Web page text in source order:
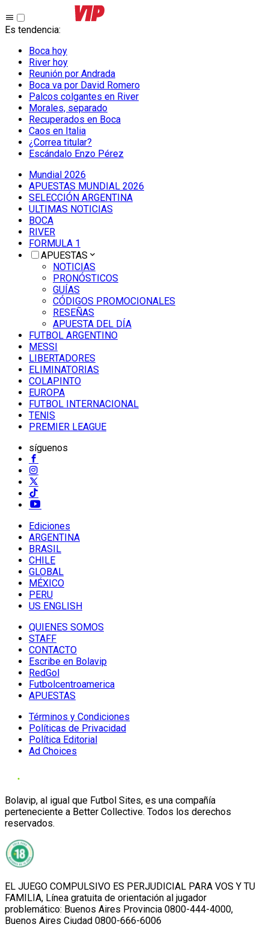
Es tendencia:
Boca hoy
River hoy
Reunión por Andrada
Boca va por David Romero
Palcos colgantes en River
Morales, separado
Recuperados en Boca
Caos en Italia
¿Correa titular?
Escándalo Enzo Pérez
Mundial 2026
APUESTAS MUNDIAL 2026
SELECCIÓN ARGENTINA
ULTIMAS NOTICIAS
BOCA
RIVER
FORMULA 1
APUESTAS
NOTICIAS
PRONÓSTICOS
GUÍAS
CÓDIGOS PROMOCIONALES
RESEÑAS
APUESTA DEL DÍA
FUTBOL ARGENTINO
MESSI
LIBERTADORES
ELIMINATORIAS
COLAPINTO
EUROPA
FUTBOL INTERNACIONAL
TENIS
PREMIER LEAGUE
síguenos
Ediciones
ARGENTINA
BRASIL
CHILE
GLOBAL
MÉXICO
PERU
US ENGLISH
QUIENES SOMOS
STAFF
CONTACTO
Escribe en Bolavip
RedGol
Futbolcentroamerica
APUESTAS
Términos y Condiciones
Políticas de Privacidad
Política Editorial
Ad Choices
Bolavip, al igual que Futbol Sites, es una compañía
perteneciente a Better Collective. Todos los derechos
reservados.
EL JUEGO COMPULSIVO ES PERJUDICIAL PARA VOS Y TU
FAMILIA, Línea gratuita de orientación al jugador
problemático: Buenos Aires Provincia 0800-444-4000,
Buenos Aires Ciudad 0800-666-6006